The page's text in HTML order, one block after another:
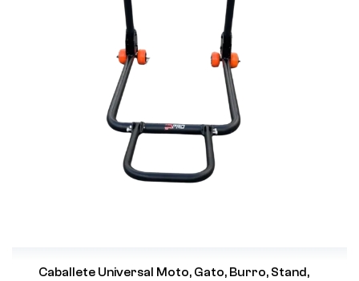
Caballete Universal Moto, Gato, Burro, Stand,